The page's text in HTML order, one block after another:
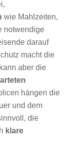
wie Mahlzeiten,
notwendige
darauf
macht die
aber die
hängen die
und dem
die
klare